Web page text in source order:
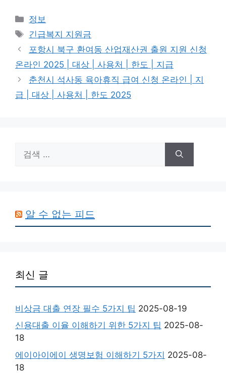
카
테
리
정보
태
그
긴급복지 지원금
포항시 북구 환여동 산업재산권 출원 지원 신청
온라인 2025 | 대상 | 사용처 | 한도 | 지급
춘천시 석사동 육아휴직 급여 신청 온라인 | 지
급 | 대상 | 사용처 | 한도 2025
색:
알 수 없는 피드
최신 글
비상금 대출 연장 필수 5가지 팁 2025-08-19
신용대출 이율 이해하기 위한 5가지 팁 2025-08-
18
에이아이에이 생명보험 이해하기 5가지 2025-08-
18